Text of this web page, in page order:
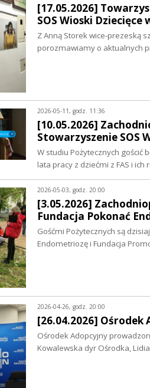
[17.05.2026]
SOS Wioski
Z Anną Storek wice-prezeską
porozmawiamy o aktualnych
2026-05-11, godz. 11:36
[10.05.2026]
Stowarzyszenie SOS
W studiu Pożytecznych gościć
lata pracy z dziećmi z FAS i
2026-05-03, godz. 20:00
[3.05.2026]
Fundacja Pokonać
Gośćmi Pożytecznych są
Endometriozę i Fundacja
2026-04-26, godz. 20:00
[26.04.2026]
Ośrodek Adopcyjny
Kowalewska dyr Ośrodka,